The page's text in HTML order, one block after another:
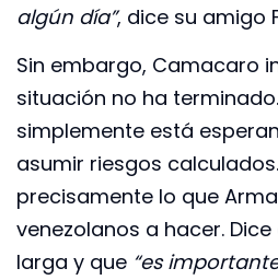
algún día”, dice su amigo
Sin embargo, Camacaro
situación no ha
simplemente está
asumir riesgos
precisamente lo que
venezolanos a hacer.
larga y que “es